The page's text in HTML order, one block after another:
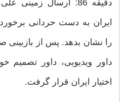
دقیقه 86: ارسال
ایران به دست حردانی برخورد
را نشان بدهد. پس از
داور ویدیویی، داور تصمیم
اختیار ایران قرار گرفت.